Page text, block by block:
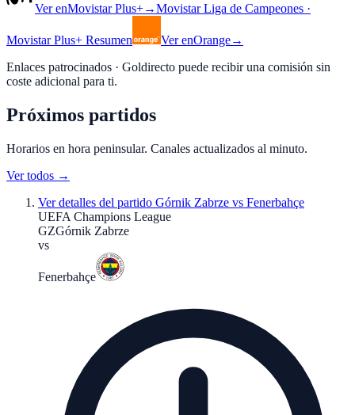
Ver enMovistar Plus+→Movistar Liga de Campeones ·
Movistar Plus+ Resumen Ver enOrange→
Enlaces patrocinados · Goldirecto puede recibir una comisión sin
coste adicional para ti.
Próximos partidos
Horarios en hora peninsular. Canales actualizados al minuto.
Ver todos →
Ver detalles del partido Górnik Zabrze vs Fenerbahçe
UEFA Champions League
GZGórnik Zabrze
vs
Fenerbahçe